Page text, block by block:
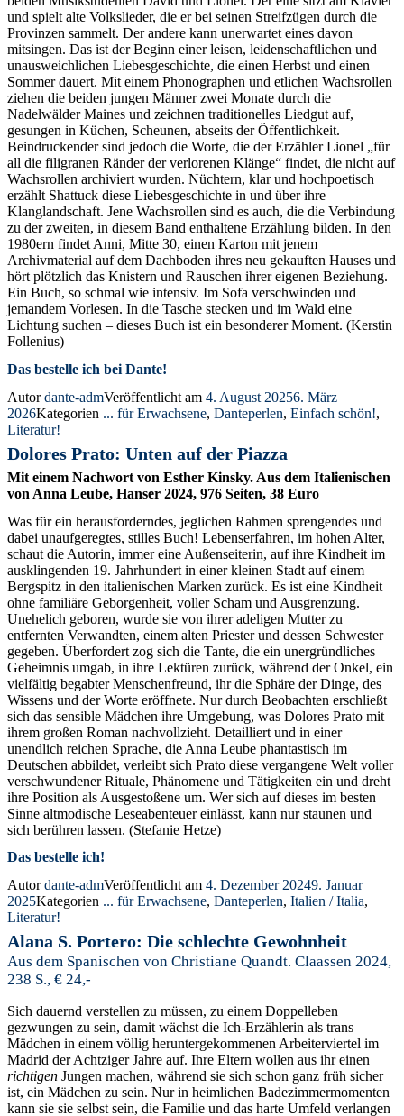
und spielt alte Volkslieder, die er bei seinen Streifzügen durch die
Provinzen sammelt. Der andere kann unerwartet eines davon
mitsingen. Das ist der Beginn einer leisen, leidenschaftlichen und
unausweichlichen Liebesgeschichte, die einen Herbst und einen
Sommer dauert. Mit einem Phonographen und etlichen Wachsrollen
ziehen die beiden jungen Männer zwei Monate durch die
Nadelwälder Maines und zeichnen traditionelles Liedgut auf,
gesungen in Küchen, Scheunen, abseits der Öffentlichkeit.
Beindruckender sind jedoch die Worte, die der Erzähler Lionel „für
all die filigranen Ränder der verlorenen Klänge“ findet, die nicht auf
Wachsrollen archiviert wurden. Nüchtern, klar und hochpoetisch
erzählt Shattuck diese Liebesgeschichte in und über ihre
Klanglandschaft. Jene Wachsrollen sind es auch, die die Verbindung
zu der zweiten, in diesem Band enthaltene Erzählung bilden. In den
1980ern findet Anni, Mitte 30, einen Karton mit jenem
Archivmaterial auf dem Dachboden ihres neu gekauften Hauses und
hört plötzlich das Knistern und Rauschen ihrer eigenen Beziehung.
Ein Buch, so schmal wie intensiv. Im Sofa verschwinden und
jemandem Vorlesen. In die Tasche stecken und im Wald eine
Lichtung suchen – dieses Buch ist ein besonderer Moment. (Kerstin
Follenius)
Das bestelle ich bei Dante!
Autordante-admVeröffentlicht am 4. August 20256. März
2026Kategorien ... für Erwachsene, Danteperlen, Einfach schön!,
Literatur!
Dolores Prato: Unten auf der Piazza
Mit einem Nachwort von Esther Kinsky. Aus dem Italienischen
von Anna Leube, Hanser 2024, 976 Seiten, 38 Euro
Was für ein herausforderndes, jeglichen Rahmen sprengendes und
dabei unaufgeregtes, stilles Buch! Lebenserfahren, im hohen Alter,
schaut die Autorin, immer eine Außenseiterin, auf ihre Kindheit im
ausklingenden 19. Jahrhundert in einer kleinen Stadt auf einem
Bergspitz in den italienischen Marken zurück. Es ist eine Kindheit
ohne familiäre Geborgenheit, voller Scham und Ausgrenzung.
Unehelich geboren, wurde sie von ihrer adeligen Mutter zu
entfernten Verwandten, einem alten Priester und dessen Schwester
gegeben. Überfordert zog sich die Tante, die ein unergründliches
Geheimnis umgab, in ihre Lektüren zurück, während der Onkel, ein
vielfältig begabter Menschenfreund, ihr die Sphäre der Dinge, des
Wissens und der Worte eröffnete. Nur durch Beobachten erschließt
sich das sensible Mädchen ihre Umgebung, was Dolores Prato mit
ihrem großen Roman nachvollzieht. Detailliert und in einer
unendlich reichen Sprache, die Anna Leube phantastisch im
Deutschen abbildet, verleibt sich Prato diese vergangene Welt voller
verschwundener Rituale, Phänomene und Tätigkeiten ein und dreht
ihre Position als Ausgestoßene um. Wer sich auf dieses im besten
Sinne altmodische Leseabenteuer einlässt, kann nur staunen und
sich berühren lassen. (Stefanie Hetze)
Das bestelle ich!
Autordante-admVeröffentlicht am 4. Dezember 20249. Januar
2025Kategorien ... für Erwachsene, Danteperlen, Italien / Italia,
Literatur!
Alana S. Portero: Die schlechte Gewohnheit
Aus dem Spanischen von Christiane Quandt. Claassen 2024,
238 S., € 24,-
Sich dauernd verstellen zu müssen, zu einem Doppelleben
gezwungen zu sein, damit wächst die Ich-Erzählerin als trans
Mädchen in einem völlig heruntergekommenen Arbeiterviertel im
Madrid der Achtziger Jahre auf. Ihre Eltern wollen aus ihr einen
richtigen Jungen machen, während sie sich schon ganz früh sicher
ist, ein Mädchen zu sein. Nur in heimlichen Badezimmermomenten
kann sie sie selbst sein, die Familie und das harte Umfeld verlangen